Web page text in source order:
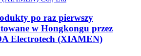
po raz pierwszy
w Hongkongu przez
Electrotech (XIAMEN)